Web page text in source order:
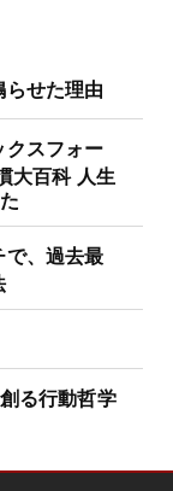
せた理由
クスフォー
大百科 人生
、過去最
る行動哲学